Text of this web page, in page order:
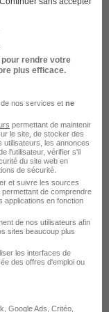
le 14/04/26
le 07/04/26
le 02/04/26
rendre votre
plus efficace.
nos services et ne
permettant de maintenir
le site, de stocker des
utilisateurs, les annonces
l'utilisateur, vérifier s'il
du site web en
de sécurité.
et suivre les sources
permettant de comprendre
applications en fonction
de nos utilisateurs afin
sites beaucoup plus
les interfaces de
des offres d'emploi ou
Google Ads , Critéo,